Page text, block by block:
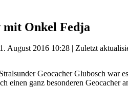
Onkel Fedja
August 2016 10:28 | Zuletzt
Geocacher Glubosch
einen ganz besonderen